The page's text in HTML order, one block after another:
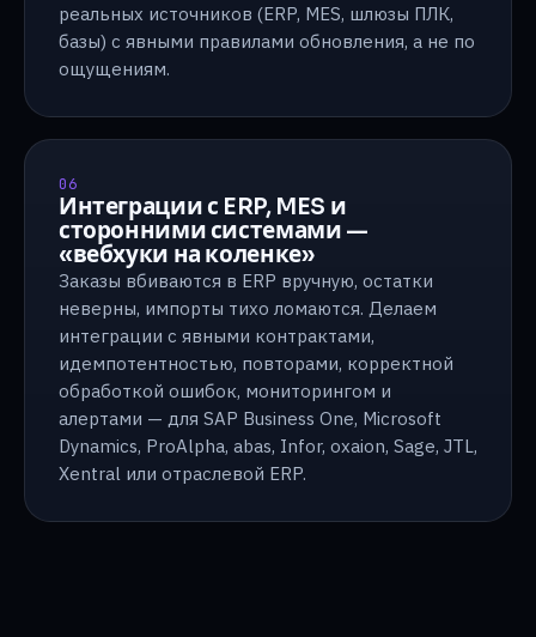
реальных источников (ERP, MES, шлюзы ПЛК,
базы) с явными правилами обновления, а не по
ощущениям.
06
Интеграции с ERP, MES и
сторонними системами —
«вебхуки на коленке»
Заказы вбиваются в ERP вручную, остатки
неверны, импорты тихо ломаются. Делаем
интеграции с явными контрактами,
идемпотентностью, повторами, корректной
обработкой ошибок, мониторингом и
алертами — для SAP Business One, Microsoft
Dynamics, ProAlpha, abas, Infor, oxaion, Sage, JTL,
Xentral или отраслевой ERP.